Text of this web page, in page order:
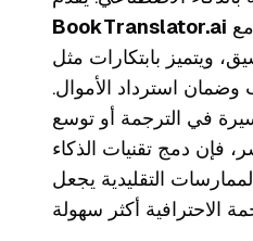
BookTranslator.ai
ويتميز بابتكارات مثل
وضمان استرداد الأموال.
في الترجمة أو توسع
فإن دمج تقنيات الذكاء
التقليدية يجعل